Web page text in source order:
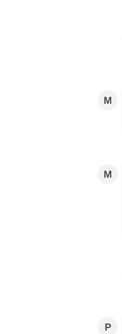
M
M
P